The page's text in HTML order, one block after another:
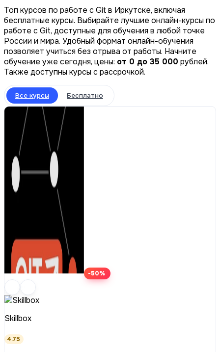
Топ курсов по работе с Git в Иркутске, включая
бесплатные курсы. Выбирайте лучшие онлайн-курсы по
работе с Git, доступные для обучения в любой точке
России и мира. Удобный формат онлайн-обучения
позволяет учиться без отрыва от работы. Начните
обучение уже сегодня, цены: от 0 до 35 000 рублей.
Также доступны курсы с рассрочкой.
Все курсы Бесплатно
-50%
Skillbox
4.75